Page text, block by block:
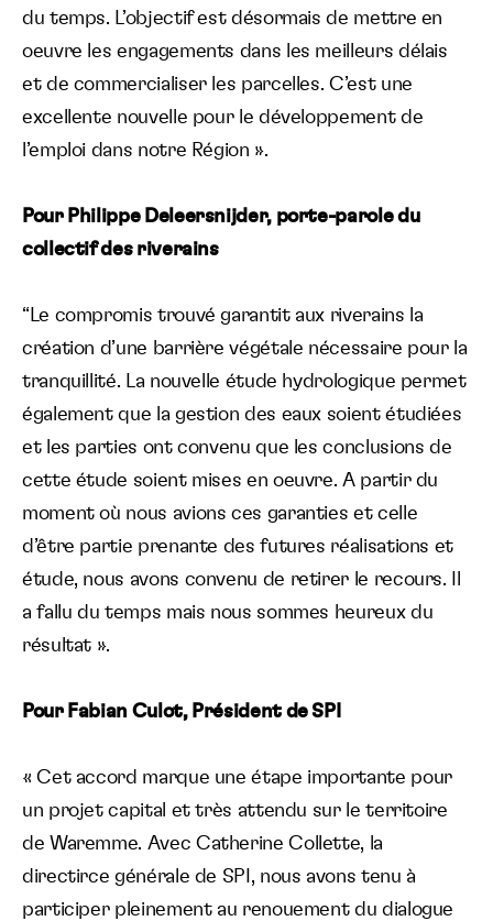
du temps. L’objectif est désormais de mettre en
oeuvre les engagements dans les meilleurs délais
et de commercialiser les parcelles. C’est une
excellente nouvelle pour le développement de
l’emploi dans notre Région ».
Pour Philippe Deleersnijder, porte-parole du
collectif des riverains
“Le compromis trouvé garantit aux riverains la
création d’une barrière végétale nécessaire pour la
tranquillité. La nouvelle étude hydrologique permet
également que la gestion des eaux soient étudiées
et les parties ont convenu que les conclusions de
cette étude soient mises en oeuvre. A partir du
moment où nous avions ces garanties et celle
d’être partie prenante des futures réalisations et
étude, nous avons convenu de retirer le recours. Il
a fallu du temps mais nous sommes heureux du
résultat ».
Pour Fabian Culot, Président de SPI
« Cet accord marque une étape importante pour
un projet capital et très attendu sur le territoire
de Waremme. Avec Catherine Collette, la
directirce générale de SPI, nous avons tenu à
participer pleinement au renouement du dialogue